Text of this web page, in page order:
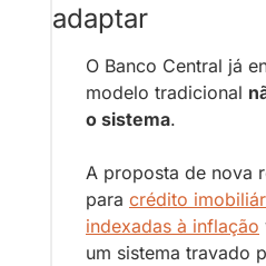
adaptar
O Banco Central já
modelo tradicional
o sistema.
A proposta de nova
para crédito
indexadas à inflação
um sistema travado